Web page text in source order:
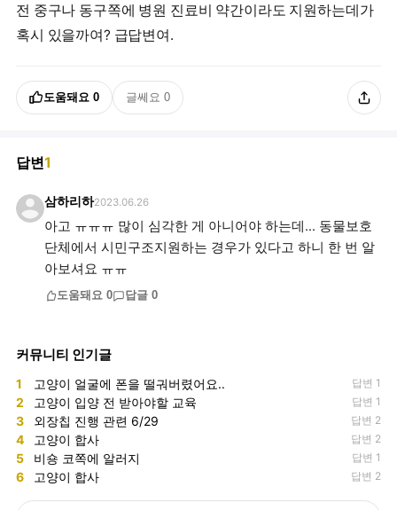
전 중구나 동구쪽에 병원 진료비 약간이라도 지원하는데가
혹시 있을까여? 급답변여.
도움돼요 0 글쎄요 0
답변1
삼하리하2023.06.26
아고 ㅠㅠㅠ 많이 심각한 게 아니어야 하는데... 동물보호
단체에서 시민구조지원하는 경우가 있다고 하니 한 번 알
아보셔요 ㅠㅠ
도움돼요 0 답글 0
커뮤니티 인기글
1 고양이 얼굴에 폰을 떨궈버렸어요.. 답변 1
2 고양이 입양 전 받아야할 교육 답변 1
3 외장칩 진행 관련 6/29 답변 2
4 고양이 합사 답변 2
5 비숑 코쪽에 알러지 답변 1
6 고양이 합사 답변 2